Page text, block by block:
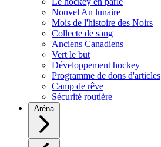
Nouvel An lunaire
Mois de l'histoire des Noirs
Collecte de sang
Anciens Canadiens
Vert le but
Développement hockey
Programme de dons d'articles
Camp de rêve
Sécurité routière
Aréna